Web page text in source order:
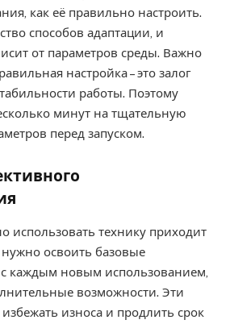
как её правильно настроить.
способов адаптации, и
от параметров среды. Важно
настройка – это залог
работы. Поэтому
минут на тщательную
перед запуском.
использовать технику приходит
освоить базовые
каждым новым использованием,
возможности. Эти
износа и продлить срок